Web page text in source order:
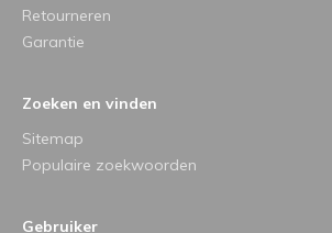
Retourneren
Garantie
Zoeken en vinden
Sitemap
Populaire zoekwoorden
Gebruiker